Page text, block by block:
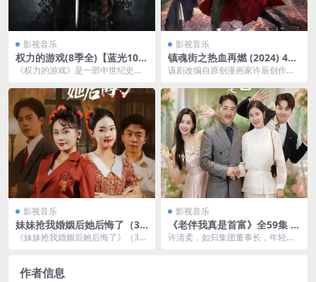
影视音乐
权力的游戏(8季全)【蓝光108
0P】夸克网盘下载
《权力的游戏》是一部中世纪史诗
国作家乔治·R·R·...
影视音乐
镇魂街之热血再燃 (2024) 4K
60帧 更新04集百度网盘下载
该剧改编自原创漫画家许辰创作的
神躯的魏武后人曹焱...
影视音乐
妹妹抢我婚姻后她后悔了（35
集）
《妹妹抢我婚姻后她后悔了》（35
影视音乐
《老伴我真是首富》全59集 最
新短剧 颜值都可以
许清柔，如归集团董事长，年轻时
作者信息